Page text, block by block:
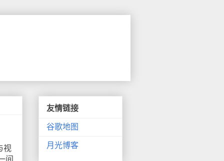
视
间
友情链接
谷歌地图
月光博客